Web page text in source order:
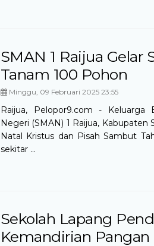
SMAN 1 Raijua Gelar
Tanam 100 Pohon
Minggu, 09 Februari 2025 23:55
Raijua, Pelopor9.com - Keluarga
Negeri (SMAN) 1 Raijua, Kabupaten
Natal Kristus dan Pisah Sambut
sekitar ...
Sekolah Lapang
Kemandirian